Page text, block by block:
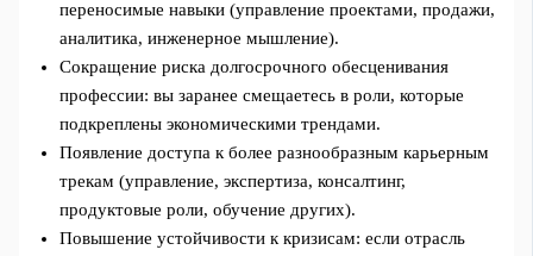
переносимые навыки (управление проектами, продажи,
аналитика, инженерное мышление).
Сокращение риска долгосрочного обесценивания
профессии: вы заранее смещаетесь в роли, которые
подкреплены экономическими трендами.
Появление доступа к более разнообразным карьерным
трекам (управление, экспертиза, консалтинг,
продуктовые роли, обучение других).
Повышение устойчивости к кризисам: если отрасль